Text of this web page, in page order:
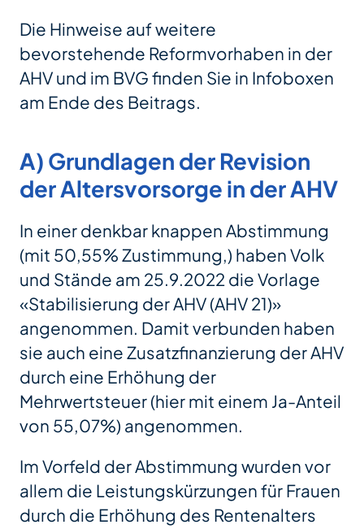
Die Hinweise auf weitere
bevorstehende Reformvorhaben in der
AHV und im BVG finden Sie in Infoboxen
am Ende des Beitrags.
A) Grundlagen der Revision
der Altersvorsorge in der AHV
In einer denkbar knappen Abstimmung
(mit 50,55% Zustimmung,) haben Volk
und Stände am 25.9.2022 die Vorlage
«Stabilisierung der AHV (AHV 21)»
angenommen. Damit verbunden haben
sie auch eine Zusatzfinanzierung der AHV
durch eine Erhöhung der
Mehrwertsteuer (hier mit einem Ja-Anteil
von 55,07%) angenommen.
Im Vorfeld der Abstimmung wurden vor
allem die Leistungskürzungen für Frauen
durch die Erhöhung des Rentenalters